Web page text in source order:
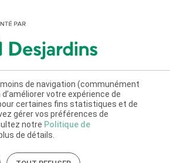
de navigation (communément
votre expérience de
certaines fins statistiques et de
gérer vos préférences de
notre Politique de
de détails.